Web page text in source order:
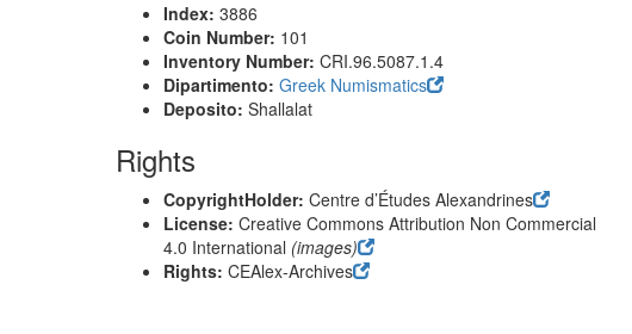
Index: 3886
Coin Number: 101
Inventory Number: CRI.96.5087.1.4
Dipartimento: Greek Numismatics
Deposito: Shallalat
Rights
CopyrightHolder: Centre d’Études Alexandrines
License: Creative Commons Attribution Non Commercial
4.0 International (images)
Rights: CEAlex-Archives